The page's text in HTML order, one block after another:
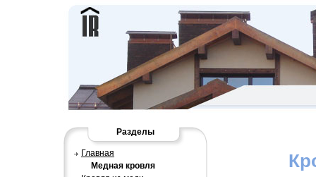
Разделы
Главная
Медная кровля